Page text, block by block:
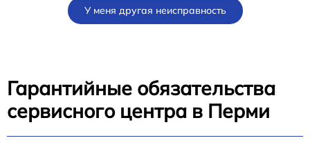
У меня другая неисправность
Гарантийные обязательства
сервисного центра в Перми